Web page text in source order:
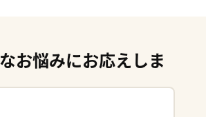
お悩みにお応えしま